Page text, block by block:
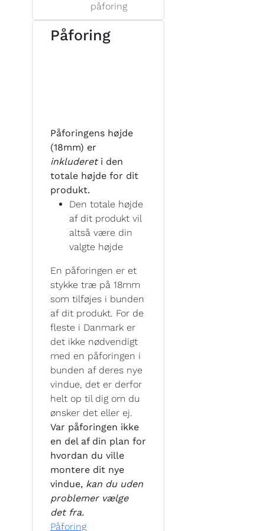
påforing
Påforing
Påforingens højde
(18mm) er
inkludereti den
totale højde for dit
produkt.
Den totale højde
af dit produkt vil
altså være din
valgte højde
En påforingen er et
stykke træ på 18mm
som tilføjes i bunden
af dit produkt. For de
fleste i Danmark er
det ikke nødvendigt
med en påforingen i
bunden af deres nye
vindue, det er derfor
helt op til dig om du
ønsker det eller ej.
Var påforingen ikke
en del af din plan for
hvordan du ville
montere dit nye
vindue, kan du uden
problemer vælge
det fra.
Påforing